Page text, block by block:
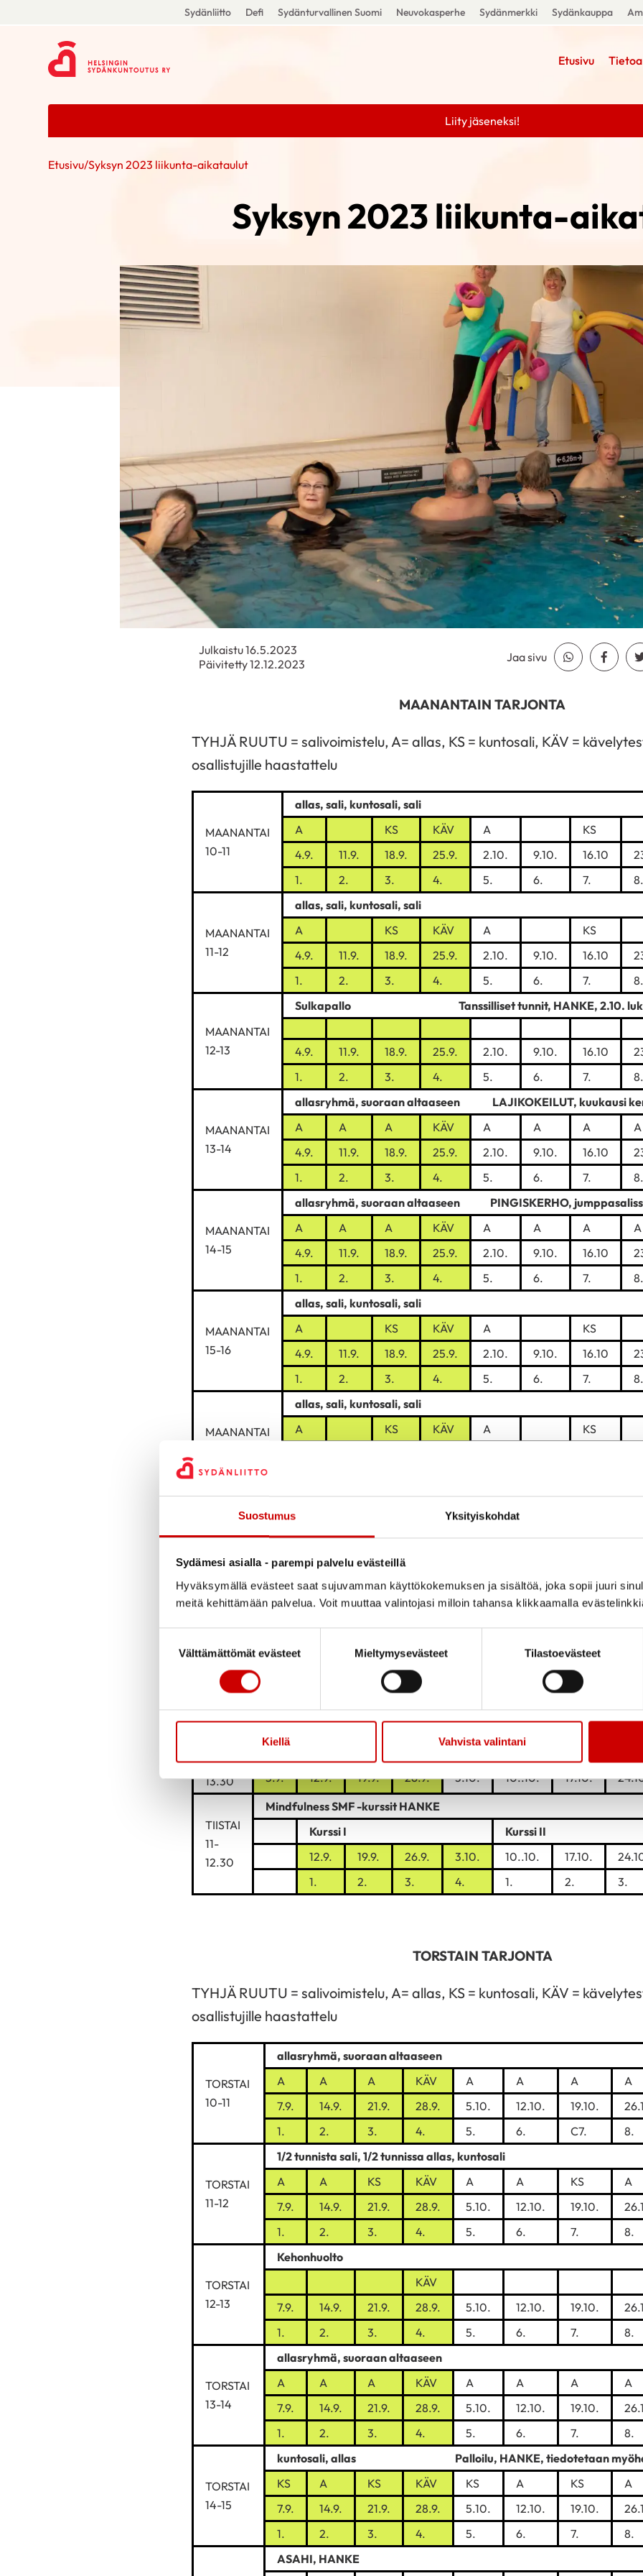
Suostumus Yksityiskohdat
Sydämesi asialla - parempi palvelu evästeillä
Hyväksymällä evästeet saat sujuvamman käyttökokemuksen ja sisältöä, joka sopii juuri
meitä kehittämään palvelua. Voit muuttaa valintojasi milloin tahansa klikkaamalla
Välttämättömät evästeet
Mieltymysevästeet Tilastoevästeet
Kiellä Vahvista valintani
Sydänliitto Defi Sydänturvallinen Suomi Neuvokasperhe Sydänmerkki Sydänkauppa
Etusivu Tietoa
Liity jäseneksi!
Etusivu/Syksyn 2023 liikunta-aikataulut
Syksyn 2023 liikunta-
Julkaistu 16.5.2023
Päivitetty 12.12.2023
Jaa sivu Jaa Whatsapp
Jaa
MAANANTAIN TARJONTA
TYHJÄ RUUTU = salivoimistelu, A= allas, KS = kuntosali, KÄV =
osallistujille haastattelu
MAANANTAI
10-11
allas, sali, kuntosali, sali
A
KS KÄV A KS
4.9.
11.9. 18.9. 25.9. 2.10. 9.10. 16.10
1.
2. 3. 4. 5. 6. 7. 8.
MAANANTAI
11-12
allas, sali, kuntosali, sali
A
KS KÄV A KS
4.9.
11.9. 18.9. 25.9. 2.10. 9.10. 16.10
1.
2. 3. 4. 5. 6. 7. 8.
MAANANTAI
12-13
Sulkapallo Tanssilliset tunnit, HANKE, 2.10.
4.9. 11.9. 18.9. 25.9. 2.10. 9.10. 16.10
1.
2. 3. 4. 5. 6. 7. 8.
MAANANTAI
13-14
allasryhmä, suoraan altaaseen
LAJIKOKEILUT, kuukausi
A
A A KÄV A A A A
4.9.
11.9. 18.9. 25.9. 2.10. 9.10. 16.10
1.
2. 3. 4. 5. 6. 7. 8.
MAANANTAI
14-15
allasryhmä, suoraan altaaseen PINGISKERHO,
A
A A KÄV A A A A
4.9.
11.9. 18.9. 25.9. 2.10. 9.10. 16.10
1.
2. 3. 4. 5. 6. 7. 8.
MAANANTAI
15-16
allas, sali, kuntosali, sali
A
KS KÄV A KS
4.9.
11.9. 18.9. 25.9. 2.10. 9.10. 16.10
1.
2. 3. 4. 5. 6. 7. 8.
MAANANTAI
allas, sali, kuntosali, sali
A
KS KÄV A KS
MAANANTAI
17.15-18.45
2. 3.
TIISTAIN TARJONTA
TIISTAI
Teams -jumppa HANKE
26.9. 17.10.
1.
2. 3. 4. 5. 6. 7. 8.
12.45-
13.30
SenioriKarate HANKE
5.9. 12.9. 19.9. 26.9. 3.10. 10..10. 17.10.
TIISTAI
11-
12.30
Mindfulness SMF -kurssit HANKE
Kurssi I
Kurssi II
12.9.
19.9. 26.9. 3.10. 10..10. 17.10.
1.
2. 3. 4. 1. 2. 3.
TORSTAIN TARJONTA
TYHJÄ RUUTU = salivoimistelu, A= allas, KS = kuntosali, KÄV =
osallistujille haastattelu
TORSTAI
10-11
allasryhmä, suoraan altaaseen
A
A A KÄV A A A A
7.9.
14.9. 21.9. 28.9. 5.10. 12.10. 19.10.
1.
2. 3. 4. 5. 6. C7. 8.
TORSTAI
11-12
1/2 tunnista sali, 1/2 tunnissa allas, kuntosali
A
A KS KÄV A A KS A
7.9.
14.9. 21.9. 28.9. 5.10. 12.10. 19.10.
1.
2. 3. 4. 5. 6. 7. 8.
TORSTAI
12-13
Kehonhuolto
KÄV
7.9.
14.9. 21.9. 28.9. 5.10. 12.10. 19.10.
1.
2. 3. 4. 5. 6. 7. 8.
TORSTAI
13-14
allasryhmä, suoraan altaaseen
A
A A KÄV A A A A
7.9.
14.9. 21.9. 28.9. 5.10. 12.10. 19.10.
1.
2. 3. 4. 5. 6. 7. 8.
TORSTAI
14-15
kuntosali, allas Palloilu, HANKE, tiedotetaan
KS
A KS KÄV KS A KS A
7.9.
14.9. 21.9. 28.9. 5.10. 12.10. 19.10.
1.
2. 3. 4. 5. 6. 7. 8.
ASAHI, HANKE